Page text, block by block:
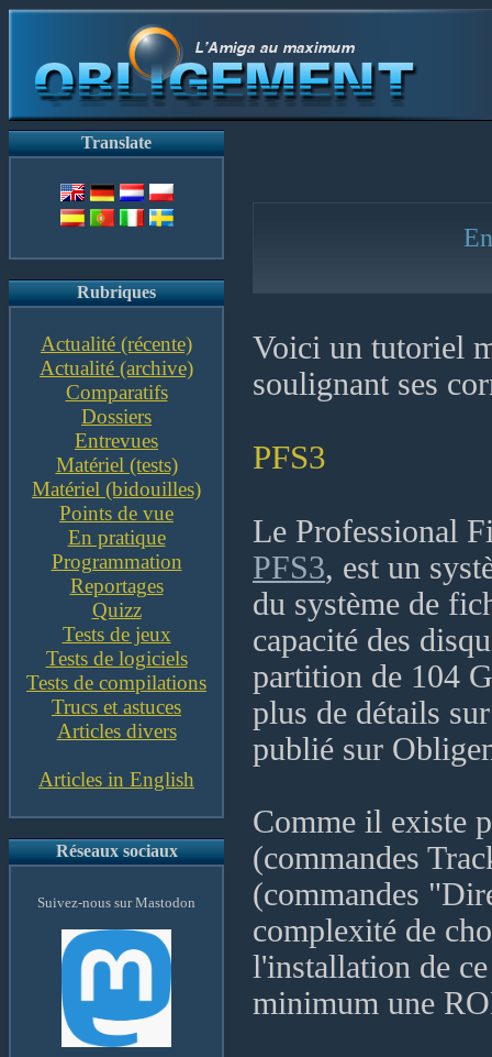
Translate
Rubriques
Actualité (récente)
Actualité (archive)
Comparatifs
Dossiers
Entrevues
Matériel (tests)
Matériel (bidouilles)
Points de vue
En pratique
Programmation
Reportages
Quizz
Tests de jeux
Tests de logiciels
Tests de compilations
Trucs et astuces
Articles divers
Articles in English
Réseaux sociaux
Suivez-nous sur Mastodon
Voici un tutoriel
soulignant ses
PFS3
Le Professional
PFS3, est un
du système de
capacité des
partition de 104
plus de détails
publié sur
Comme il existe
(commandes
(commandes
complexité de
l'installation de
minimum une